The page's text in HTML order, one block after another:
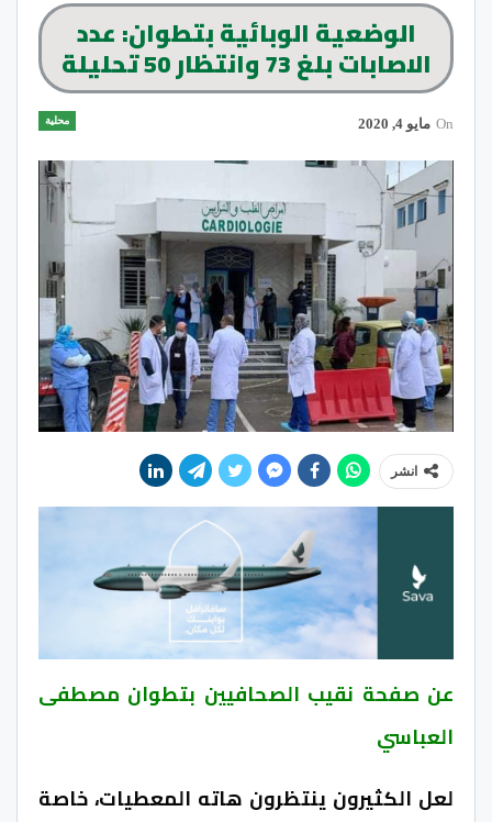
الوضعية الوبائية بتطوان: عدد
الاصابات بلغ 73 وانتظار 50 تحليلة
محلية On مايو 4, 2020
انشر
عن صفحة نقيب الصحافيين بتطوان مصطفى
العباسي
لعل الكثيرون ينتظرون هاته المعطيات، خاصة